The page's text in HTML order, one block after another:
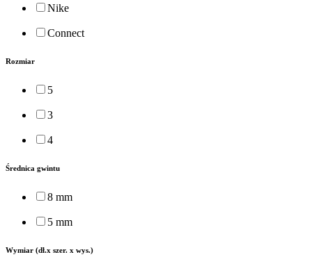
Nike
Connect
Rozmiar
5
3
4
Średnica gwintu
8 mm
5 mm
Wymiar (dł.x szer. x wys.)